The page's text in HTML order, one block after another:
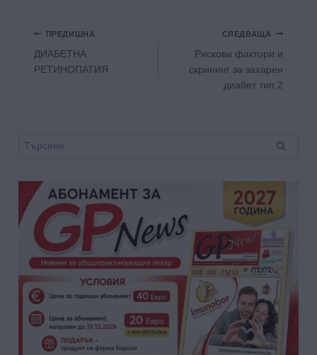
Навигация
ПРЕДИШНА
ДИАБЕТНА
РЕТИНОПАТИЯ
СЛЕДВАЩА
Рискови фактори и
скрининг за захарен
диабет тип 2
Търсене